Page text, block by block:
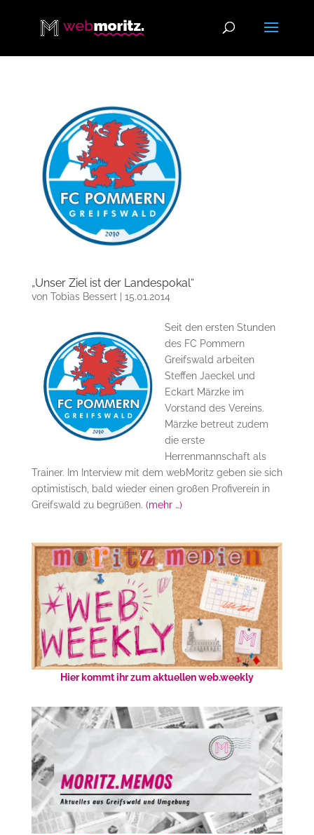
„Unser Ziel ist der Landespokal“
von Tobias Bessert 15.01.2014
Seit den ersten Stunden
des FC Pommern
Greifswald arbeiten
Steffen Jaeckel und
Eckart Märzke im
Vorstand des Vereins.
Märzke betreut zudem
die erste
Herrenmannschaft als
Trainer. Im Interview mit dem webMoritz geben sie sich
optimistisch, bald wieder einen großen Profiverein in
Greifswald zu begrüßen. (mehr …)
Hier kommt ihr zum aktuellen web.weekly